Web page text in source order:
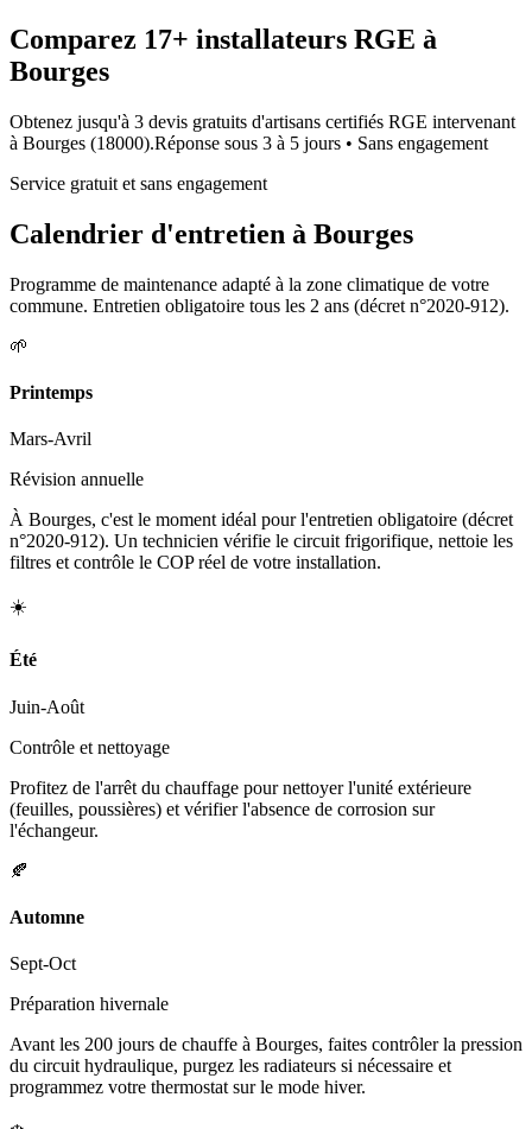
Comparez 17+ installateurs RGE à
Bourges
Obtenez jusqu'à 3 devis gratuits d'artisans certifiés RGE intervenant
à Bourges (18000).Réponse sous 3 à 5 jours • Sans engagement
Service gratuit et sans engagement
Calendrier d'entretien à Bourges
Programme de maintenance adapté à la zone climatique de votre
commune. Entretien obligatoire tous les 2 ans (décret n°2020-912).
🌱
Printemps
Mars-Avril
Révision annuelle
À Bourges, c'est le moment idéal pour l'entretien obligatoire (décret
n°2020-912). Un technicien vérifie le circuit frigorifique, nettoie les
filtres et contrôle le COP réel de votre installation.
☀️
Été
Juin-Août
Contrôle et nettoyage
Profitez de l'arrêt du chauffage pour nettoyer l'unité extérieure
(feuilles, poussières) et vérifier l'absence de corrosion sur
l'échangeur.
🍂
Automne
Sept-Oct
Préparation hivernale
Avant les 200 jours de chauffe à Bourges, faites contrôler la pression
du circuit hydraulique, purgez les radiateurs si nécessaire et
programmez votre thermostat sur le mode hiver.